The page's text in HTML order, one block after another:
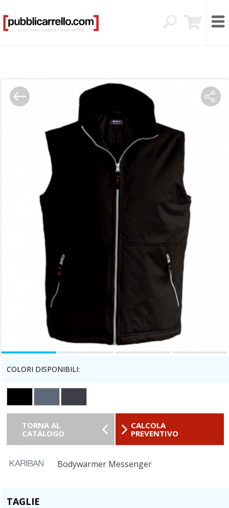
COLORI DISPONIBILI:
TORNA AL
CATALOGO
CALCOLA
PREVENTIVO
Bodywarmer Messenger
TAGLIE